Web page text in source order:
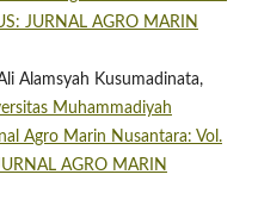
JURNAL AGRO MARIN
Alamsyah Kusumadinata,
Muhammadiyah
Agro Marin Nusantara: Vol.
AGRO MARIN